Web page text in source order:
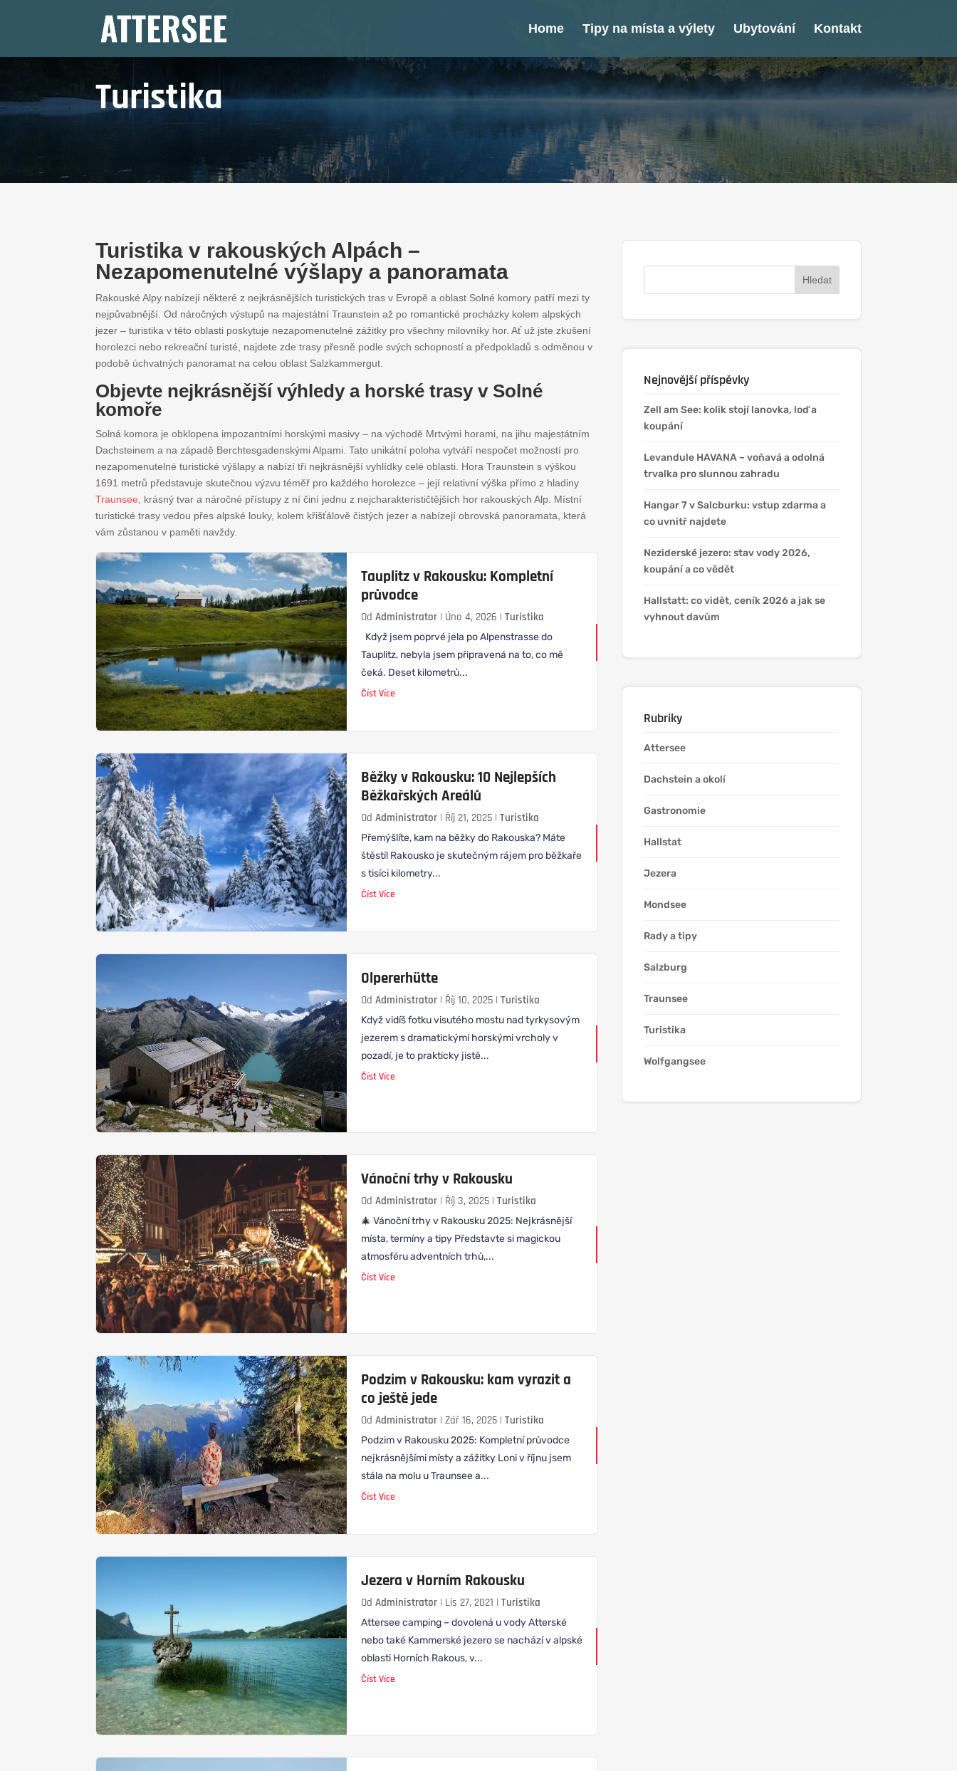
Home Tipy na místa a výlety Ubytování Kontakt
Turistika
Turistika v rakouských Alpách –
Nezapomenutelné výšlapy a panoramata
Rakouské Alpy nabízejí některé z nejkrásnějších turistických tras v Evropě a oblast Solné komory patří mezi ty
nejpůvabnější. Od náročných výstupů na majestátní Traunstein až po romantické procházky kolem alpských
jezer – turistika v této oblasti poskytuje nezapomenutelné zážitky pro všechny milovníky hor. Ať už jste zkušení
horolezci nebo rekreační turisté, najdete zde trasy přesně podle svých schopností a předpokladů s odměnou v
podobě úchvatných panoramat na celou oblast Salzkammergut.
Objevte nejkrásnější výhledy a horské trasy v Solné
komoře
Solná komora je obklopena impozantními horskými masivy – na východě Mrtvými horami, na jihu majestátním
Dachsteinem a na západě Berchtesgadenskými Alpami. Tato unikátní poloha vytváří nespočet možností pro
nezapomenutelné turistické výšlapy a nabízí tři nejkrásnější vyhlídky celé oblasti. Hora Traunstein s výškou
1691 metrů představuje skutečnou výzvu téměř pro každého horolezce – její relativní výška přímo z hladiny
Traunsee , krásný tvar a náročné přístupy z ní činí jednu z nejcharakterističtějších hor rakouských Alp. Místní
turistické trasy vedou přes alpské louky, kolem křišťálově čistých jezer a nabízejí obrovská panoramata, která
vám zůstanou v paměti navždy.
Tauplitz v Rakousku: Kompletní
průvodce
OdAdministrator | Úno 4, 2026 |Turistika
Když jsem poprvé jela po Alpenstrasse do
Tauplitz, nebyla jsem připravená na to, co mě
čeká. Deset kilometrů...
Číst Více
Běžky v Rakousku: 10 Nejlepších
Běžkařských Areálů
OdAdministrator | Říj 21, 2025 |Turistika
Přemýšlíte, kam na běžky do Rakouska? Máte
štěstí! Rakousko je skutečným rájem pro běžkaře
s tisíci kilometry...
Číst Více
Olpererhütte
OdAdministrator | Říj 10, 2025 |Turistika
Když vidíš fotku visutého mostu nad tyrkysovým
jezerem s dramatickými horskými vrcholy v
pozadí, je to prakticky jistě...
Číst Více
Vánoční trhy v Rakousku
OdAdministrator | Říj 3, 2025 |Turistika
🎄 Vánoční trhy v Rakousku 2025: Nejkrásnější
místa, termíny a tipy Představte si magickou
atmosféru adventních trhů,...
Číst Více
Podzim v Rakousku: kam vyrazit a
co ještě jede
OdAdministrator |Zář 16, 2025 |Turistika
Podzim v Rakousku 2025: Kompletní průvodce
nejkrásnějšími místy a zážitky Loni v říjnu jsem
stála na molu u Traunsee a...
Číst Více
Jezera v Horním Rakousku
OdAdministrator | Lis 27, 2021 |Turistika
Attersee camping – dovolená u vody Atterské
nebo také Kammerské jezero se nachází v alpské
oblasti Horních Rakous, v...
Číst Více
Nejnovější příspěvky
Zell am See: kolik stojí lanovka, loď a
koupání
Levandule HAVANA – voňavá a odolná
trvalka pro slunnou zahradu
Hangar 7 v Salcburku: vstup zdarma a
co uvnitř najdete
Neziderské jezero: stav vody 2026,
koupání a co vědět
Hallstatt: co vidět, ceník 2026 a jak se
vyhnout davům
Rubriky
Attersee
Dachstein a okolí
Gastronomie
Hallstat
Jezera
Mondsee
Rady a tipy
Salzburg
Traunsee
Turistika
Wolfgangsee